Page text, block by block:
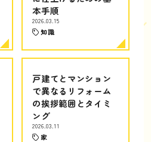
本手順
2026.03.15
知識
戸建てとマンション
で異なるリフォーム
の挨拶範囲とタイミ
ング
2026.03.11
家